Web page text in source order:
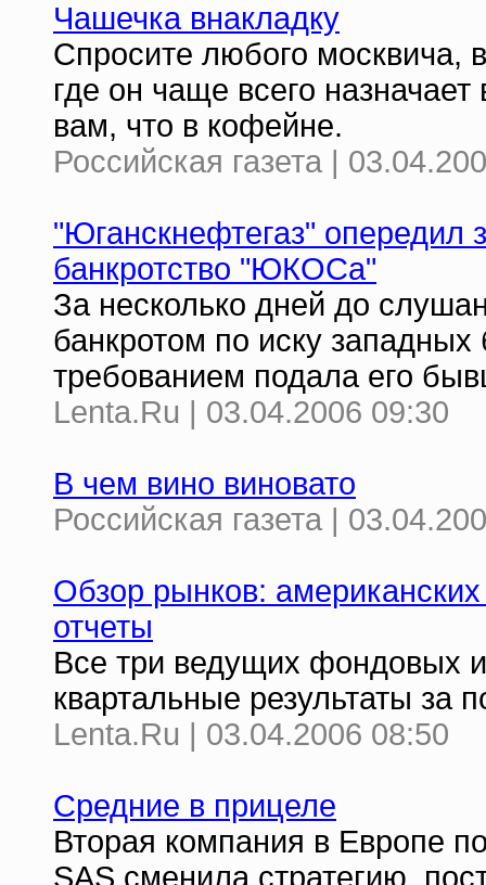
Чашечка внакладку
Спросите любого москвича,
где он чаще всего назначает
вам, что в кофейне.
Российская газета |
"Юганскнефтегаз" опередил
банкротство "ЮКОСа"
За несколько дней до
банкротом по иску
требованием подала его
Lenta.Ru | 03.04.2006 09:30
В чем вино виновато
Российская газета |
Обзор рынков:
отчеты
Все три ведущих фондовых
квартальные результаты за
Lenta.Ru | 03.04.2006 08:50
Средние в прицеле
Вторая компания в Европе
SAS сменила стратегию,